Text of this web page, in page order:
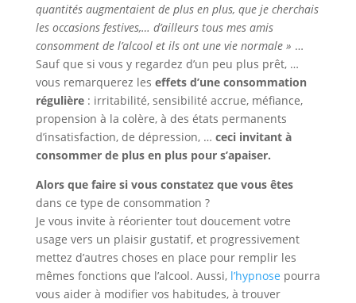
quantités augmentaient de plus en plus, que je cherchais
les occasions festives,… d’ailleurs tous mes amis
consomment de l’alcool et ils ont une vie normale » …
Sauf que si vous y regardez d’un peu plus prêt, …
vous remarquerez les effets d’une consommation
régulière: irritabilité, sensibilité accrue, méfiance,
propension à la colère, à des états permanents
d’insatisfaction, de dépression, … ceci invitant à
consommer de plus en plus pour s’apaiser.
Alors que faire si vous constatez que vous êtes
dans ce type de consommation ?
Je vous invite à réorienter tout doucement votre
usage vers un plaisir gustatif, et progressivement
mettez d’autres choses en place pour remplir les
mêmes fonctions que l’alcool. Aussi, l’hypnose pourra
vous aider à modifier vos habitudes, à trouver